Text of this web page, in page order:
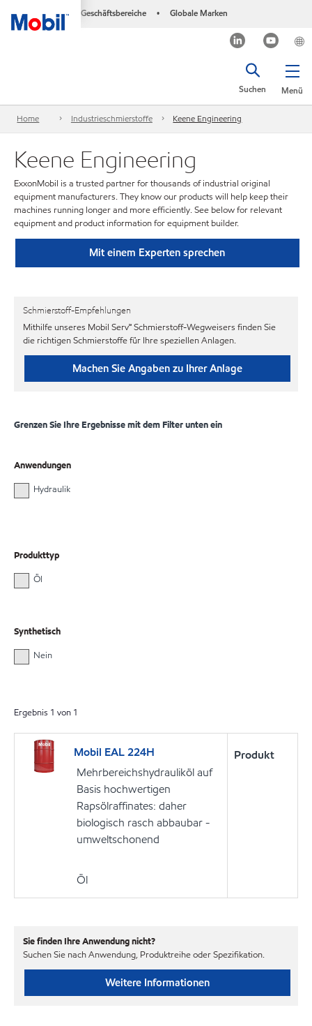
Geschäftsbereiche • Globale Marken
Menü
Suchen
Home Industrieschmierstoffe Keene Engineering
Keene Engineering
ExxonMobil is a trusted partner for thousands of industrial original
equipment manufacturers. They know our products will help keep their
machines running longer and more efficiently. See below for relevant
equipment and product information for equipment builder.
Mit einem Experten sprechen
Schmierstoff-Empfehlungen
Mithilfe unseres Mobil Serv℠ Schmierstoff-Wegweisers finden Sie
die richtigen Schmierstoffe für Ihre speziellen Anlagen.
Machen Sie Angaben zu Ihrer Anlage
Grenzen Sie Ihre Ergebnisse mit dem Filter unten ein
Anwendungen
Hydraulik
Produkttyp
Öl
Synthetisch
Nein
Ergebnis 1 von 1
Mobil EAL 224H
Mehrbereichshydrauliköl auf
Basis hochwertigen
Rapsölraffinates: daher
biologisch rasch abbaubar -
umweltschonend
Öl
Produkt
Sie finden Ihre Anwendung nicht?
Suchen Sie nach Anwendung, Produktreihe oder Spezifikation.
Weitere Informationen